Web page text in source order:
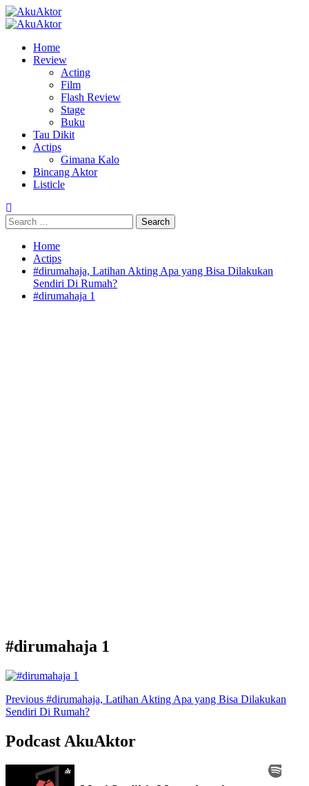
Home
Review
Acting
Film
Flash Review
Stage
Buku
Tau Dikit
Actips
Gimana Kalo
Bincang Aktor
Listicle
Home
Actips
#dirumahaja, Latihan Akting Apa yang Bisa Dilakukan
Sendiri Di Rumah?
#dirumahaja 1
#dirumahaja 1
Previous #dirumahaja, Latihan Akting Apa yang Bisa Dilakukan
Sendiri Di Rumah?
Podcast AkuAktor